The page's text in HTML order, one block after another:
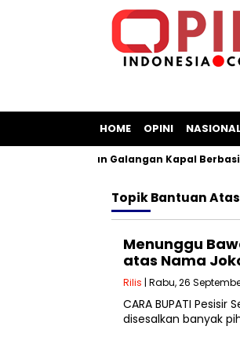
HOME OPINI NASIONAL
Bangun Galangan Kapal Berbasis
TopikBantuan
Menunggu
atas Nama
Rilis | Rabu, 26
CARA BUPATI
disesalkan banyak